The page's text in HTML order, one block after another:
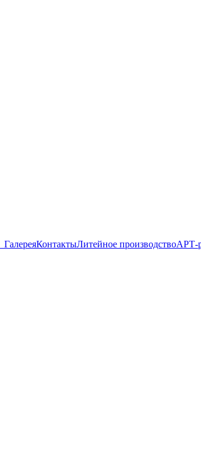
ГалереяКонтактыЛитейное производствоАРТ-